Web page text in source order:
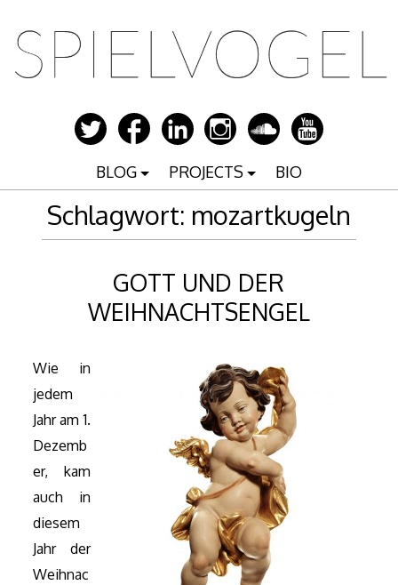
Inhalt
springen
BLOG PROJECTS BIO
Schlagwort: mozartkugeln
GOTT UND DER
WEIHNACHTSENGEL
Wie in
jedem
Jahr am 1.
Dezemb
er, kam
auch in
diesem
Jahr der
Weihnac